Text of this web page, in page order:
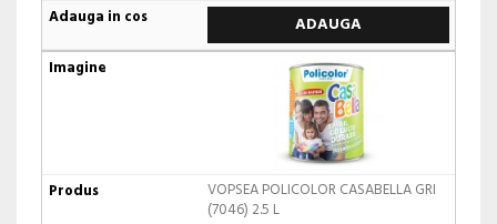
ADAUGA
VOPSEA POLICOLOR CASABELLA GRI
(7046) 2.5 L